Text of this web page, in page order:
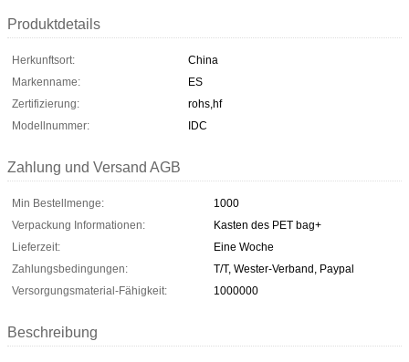
Produktdetails
Herkunftsort:
China
Markenname:
ES
Zertifizierung:
rohs,hf
Modellnummer:
IDC
Zahlung und Versand AGB
Min Bestellmenge:
1000
Verpackung Informationen:
Kasten des PET bag+
Lieferzeit:
Eine Woche
Zahlungsbedingungen:
T/T, Wester-Verband, Paypal
Versorgungsmaterial-Fähigkeit:
1000000
Beschreibung